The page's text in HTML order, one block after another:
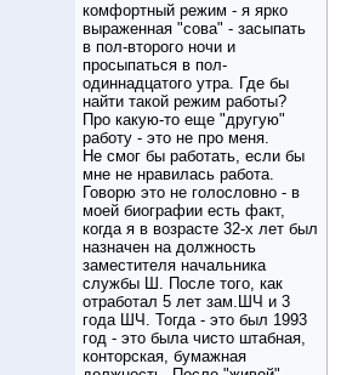
комфортный режим - я ярко
выраженная "сова" - засыпать
в пол-второго ночи и
просыпаться в пол-
одиннадцатого утра. Где бы
найти такой режим работы?
Про какую-то еще "другую"
работу - это не про меня.
Не смог бы работать, если бы
мне не нравилась работа.
Говорю это не голословно - в
моей биографии есть факт,
когда я в возрасте 32-х лет был
назначен на должность
заместителя начальника
службы Ш. После того, как
отработал 5 лет зам.ШЧ и 3
года ШЧ. Тогда - это был 1993
год - это была чисто штабная,
конторская, бумажная